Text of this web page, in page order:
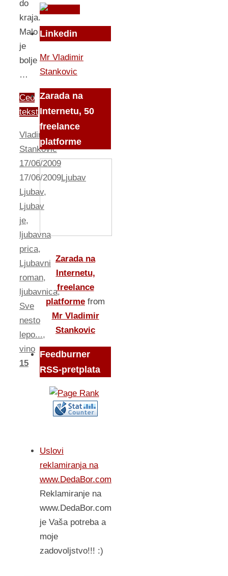
do
kraja.
Malo
je
bolje
…
Ceo
tekst
Vladimir
Stankovic
17/06/2009
17/06/2009Ljubav
Ljubav,
Ljubav
je,
ljubavna
prica,
Ljubavni
roman,
ljubavnica,
Sve
nesto
lepo...,
vino
15
Linkedin
Mr Vladimir
Stankovic
Zarada na
Internetu, 50
freelance
platforme
Zarada na
Internetu,
freelance
platforme from
Mr Vladimir
Stankovic
Feedburner
RSS-pretplata
Uslovi
reklamiranja na
www.DedaBor.com
Reklamiranje na
www.DedaBor.com
je Vaša potreba a
moje
zadovoljstvo!!! :)